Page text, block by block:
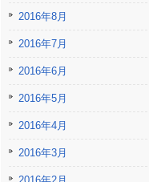
2016年8月
2016年7月
2016年6月
2016年5月
2016年4月
2016年3月